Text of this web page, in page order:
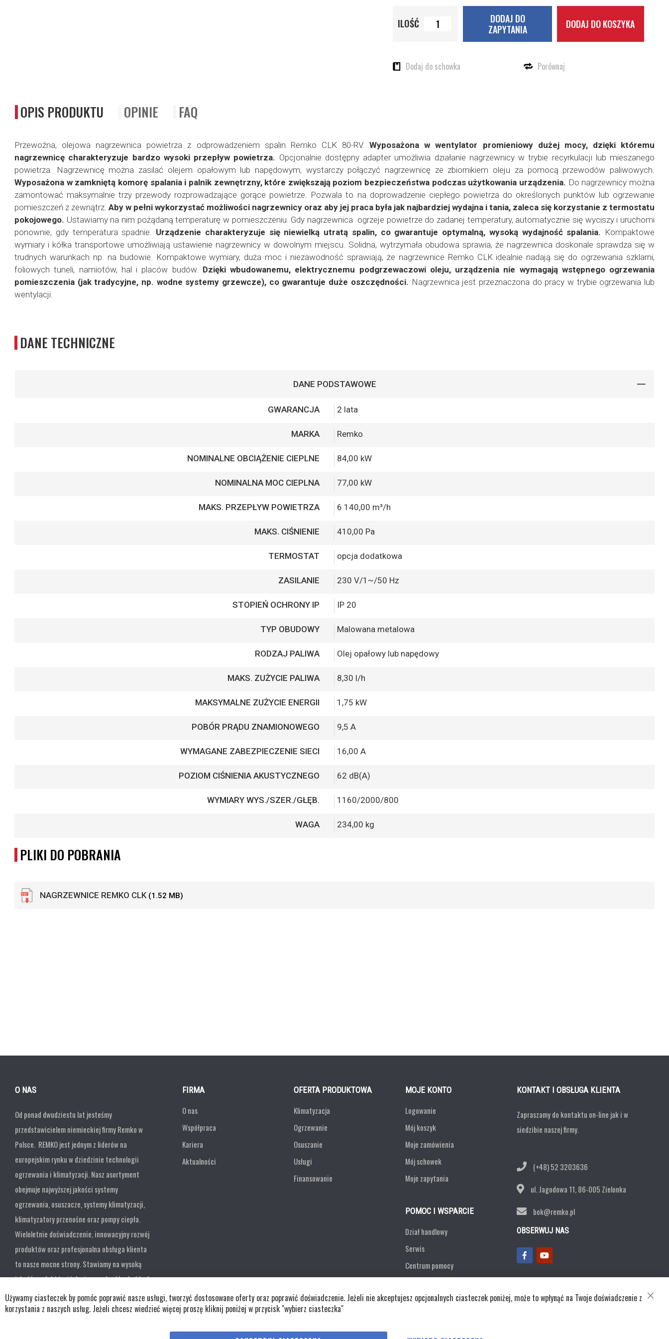
ILOŚĆ DODAJ DO KOSZYKA
DODAJ DO
ZAPYTANIA
Dodaj do schowka Porównaj
OPIS PRODUKTU OPINIE FAQ
Przewoźna, olejowa nagrzewnica powietrza z odprowadzeniem spalin Remko CLK 80-RV.Wyposażona w wentylator promieniowy dużej mocy, dzięki któremu
nagrzewnicę charakteryzuje bardzo wysoki przepływ powietrza. Opcjonalnie dostępny adapter umożliwia działanie nagrzewnicy w trybie recyrkulacji lub mieszanego
powietrza. Nagrzewnicę można zasilać olejem opałowym lub napędowym, wystarczy połączyć nagrzewnicę ze zbiornikiem oleju za pomocą przewodów paliwowych.
Wyposażona w zamkniętą komorę spalania i palnik zewnętrzny, które zwiększają poziom bezpieczeństwa podczas użytkowania urządzenia. Do nagrzewnicy można
zamontować maksymalnie trzy przewody rozprowadzające gorące powietrze. Pozwala to na doprowadzenie ciepłego powietrza do określonych punktów lub ogrzewanie
pomieszczeń z zewnątrz. Aby w pełni wykorzystać możliwości nagrzewnicy oraz aby jej praca była jak najbardziej wydajna i tania, zaleca się korzystanie z termostatu
pokojowego. Ustawiamy na nim pożądaną temperaturę w pomieszczeniu. Gdy nagrzewnica ogrzeje powietrze do zadanej temperatury, automatycznie się wyciszy i uruchomi
ponownie, gdy temperatura spadnie. Urządzenie charakteryzuje się niewielką utratą spalin, co gwarantuje optymalną, wysoką wydajność spalania. Kompaktowe
wymiary i kółka transportowe umożliwiają ustawienie nagrzewnicy w dowolnym miejscu. Solidna, wytrzymała obudowa sprawia, że nagrzewnica doskonale sprawdza się w
trudnych warunkach np. na budowie. Kompaktowe wymiary, duża moc i niezawodność sprawiają, że nagrzewnice Remko CLK idealnie nadają się do ogrzewania szklarni,
foliowych tuneli, namiotów, hal i placów budów. Dzięki wbudowanemu, elektrycznemu podgrzewaczowi oleju, urządzenia nie wymagają wstępnego ogrzewania
pomieszczenia (jak tradycyjne, np. wodne systemy grzewcze), co gwarantuje duże oszczędności. Nagrzewnica jest przeznaczona do pracy w trybie ogrzewania lub
wentylacji.
DANE TECHNICZNE
DANE PODSTAWOWE
GWARANCJA 2 lata
MARKA Remko
NOMINALNE OBCIĄŻENIE CIEPLNE 84,00 kW
NOMINALNA MOC CIEPLNA 77,00 kW
MAKS. PRZEPŁYW POWIETRZA 6 140,00 m³/h
MAKS. CIŚNIENIE 410,00 Pa
TERMOSTAT opcja dodatkowa
ZASILANIE 230 V/1~/50 Hz
STOPIEŃ OCHRONY IP IP 20
TYP OBUDOWY Malowana metalowa
RODZAJ PALIWA Olej opałowy lub napędowy
MAKS. ZUŻYCIE PALIWA 8,30 l/h
MAKSYMALNE ZUŻYCIE ENERGII 1,75 kW
POBÓR PRĄDU ZNAMIONOWEGO 9,5 A
WYMAGANE ZABEZPIECZENIE SIECI 16,00 A
POZIOM CIŚNIENIA AKUSTYCZNEGO 62 dB(A)
WYMIARY WYS./SZER./GŁĘB. 1160/2000/800
WAGA 234,00 kg
PLIKI DO POBRANIA
NAGRZEWNICE REMKO CLK (1.52 MB)
O NAS
Od ponad dwudziestu lat jesteśmy
przedstawicielem niemieckiej firmy Remko w
Polsce. REMKO jest jednym z liderów na
europejskim rynku w dziedzinie technologii
ogrzewania i klimatyzacji. Nasz asortyment
obejmuje najwyższej jakości systemy
ogrzewania, osuszacze, systemy klimatyzacji,
klimatyzatory przenośne oraz pompy ciepła.
Wieloletnie doświadczenie, innowacyjny rozwój
produktów oraz profesjonalna obsługa klienta
to nasze mocne strony. Stawiamy na wysoką
jakość produktów i ich niezawodność w każdych
warunkach.
FIRMA
O nas
Współpraca
Kariera
Aktualności
OFERTA PRODUKTOWA
Klimatyzacja
Ogrzewanie
Osuszanie
Usługi
Finansowanie
MOJE KONTO
Logowanie
Mój koszyk
Moje zamówienia
Mój schowek
Moje zapytania
POMOC I WSPARCIE
Dział handlowy
Serwis
Centrum pomocy
Zwroty
KONTAKT I OBSŁUGA KLIENTA
Zapraszamy do kontaktu on-line jak i w
siedzibie naszej firmy.
(+48) 52 3203636
ul. Jagodowa 11, 86-005 Zielonka
bok@remko.pl
OBSERWUJ NAS
CLOSE
Używamy ciasteczek by pomóc poprawić nasze usługi, tworzyć dostosowane oferty oraz poprawić doświadczenie. Jeżeli nie akceptujesz opcjonalnych ciasteczek poniżej, może to wpłynąć na Twoje doświadczenie z
korzystania z naszych usług. Jeżeli chcesz wiedzieć więcej proszę kliknij poniżej w przycisk "wybierz ciasteczka"